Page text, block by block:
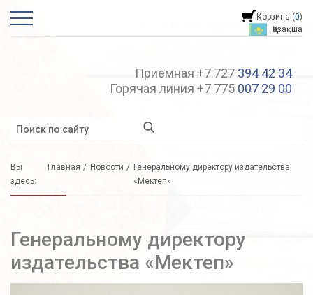
Корзина (0)
Қазақша
Приемная +7 727 394 42 34
Горячая линия +7 775 007 29 00
Вы
здесь:
Главная Новости
Генеральному директору издательства
«Мектеп»
Генеральному директору
издательства «Мектеп»